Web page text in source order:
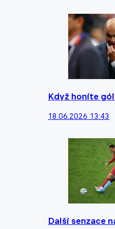
Když honíte
18.06.2026 13:43
Další senzace